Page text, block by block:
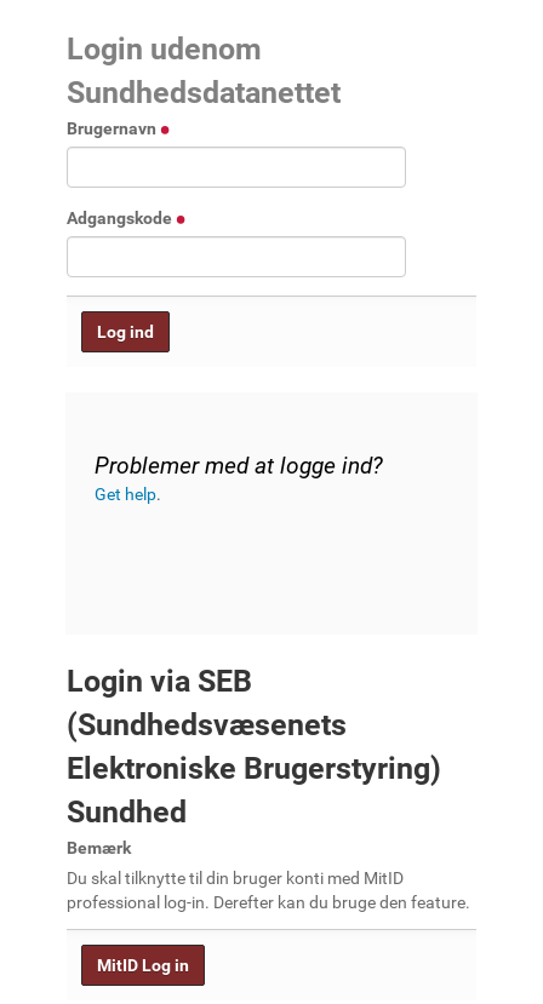
Login udenom
Sundhedsdatanettet
Brugernavn
Adgangskode
Problemer med at logge ind?
Get help.
Login via SEB
(Sundhedsvæsenets
Elektroniske Brugerstyring)
Sundhed
Bemærk
Du skal tilknytte til din bruger konti med MitID
professional log-in. Derefter kan du bruge den feature.
MitID Log in